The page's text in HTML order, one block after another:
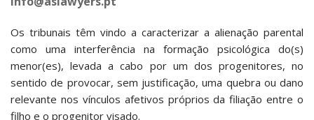
Os tribunais têm vindo a caracterizar a alienação parental
como uma interferência na formação psicológica do(s)
menor(es), levada a cabo por um dos progenitores, no
sentido de provocar, sem justificação, uma quebra ou dano
relevante nos vínculos afetivos próprios da filiação entre o
filho e o progenitor visado.